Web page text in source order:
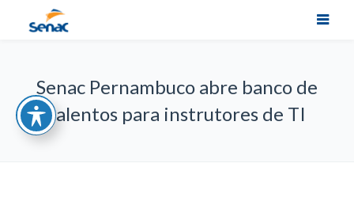
Senac Pernambuco abre banco de
talentos para instrutores de TI